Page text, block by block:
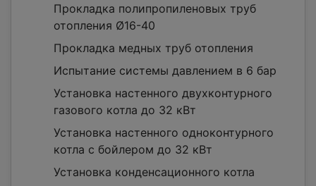
Прокладка полипропиленовых труб
отопления Ø16-40
Прокладка медных труб отопления
Испытание системы давлением в 6 бар
Установка настенного двухконтурного
газового котла до 32 кВт
Установка настенного одноконтурного
котла с бойлером до 32 кВт
Установка конденсационного котла